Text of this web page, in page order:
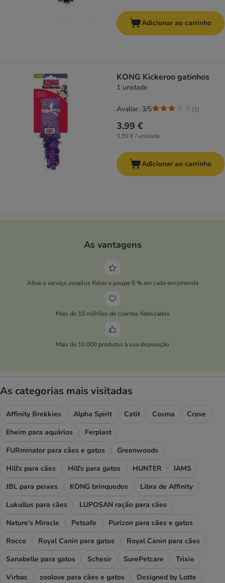
Adicionar ao carrinho
KONG Kickeroo gatinhos
1 unidade
3,99 €
3,99 € / unidade
Avaliar: 3/5 (1)
Adicionar ao carrinho
As vantagens
Ative o serviço zooplus Relax e poupe 5 % em cada encomenda
Mais de 10 milhões de clientes fidelizados
Mais de 10.000 produtos à sua disposição
As categorias mais visitadas
Affinity Brekkies Alpha Spirit Catit Cosma
Crave
Eheim para aquários
Ferplast
FURminator para cães e gatos
Greenwoods
Hill's para cães
Hill's para gatos HUNTER
IAMS
JBL para peixes
KONG brinquedos
Libra de Affinity
Lukullus para cães
LUPOSAN ração para cães
Nature's Miracle
Petsafe
Purizon para cães e gatos
Rocco
Royal Canin para gatos
Royal Canin para cães
Sanabelle para gatos
Schesir SurePetcare
Trixie
Virbac
zoolove para cães e gatos Designed by Lotte